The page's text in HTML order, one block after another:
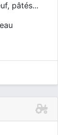
pâtés...